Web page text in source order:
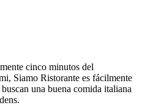
cinco minutos del
Siamo Ristorante es fácilmente
una buena comida italiana